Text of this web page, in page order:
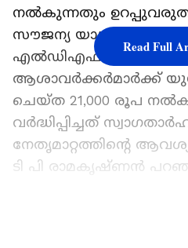
നൽകുന്നതും
സൗജന്യ യാത്ര
എല്‍ഡിഎഫിന്
ആശാവർക്കർമാർക്ക്
ചെയ്ത 21,000 രൂപ
വർദ്ധിപ്പിച്ചത്
നേതൃമാറ്റത്തിന്‍റെ
ടി പി രാമകൃഷ്ണൻ
Read Full